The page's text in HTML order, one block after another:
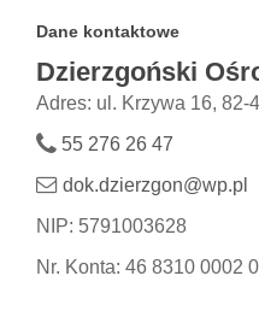
Dane kontaktowe
Dzierzgoński
Adres: ul. Krzywa 16, 82-
55 276 26 47
dok.dzierzgon@wp.pl
NIP: 5791003628
Nr. Konta: 46 8310 0002